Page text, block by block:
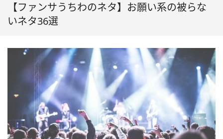
【ファンサうちわのネタ】お願い系の被らな
いネタ36選